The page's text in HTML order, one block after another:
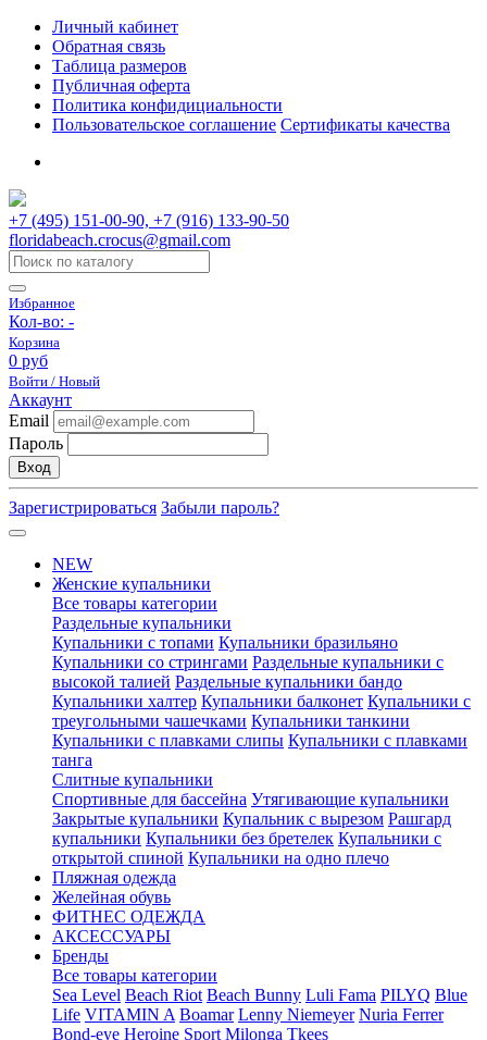
Личный кабинет
Обратная связь
Таблица размеров
Публичная оферта
Политика конфидициальности
Пользовательское соглашение Сертификаты качества
+7 (495) 151-00-90, +7 (916) 133-90-50
floridabeach.crocus@gmail.com
Избранное
Кол-во: -
Корзина
0 руб
Войти / Новый
Аккаунт
Email
Пароль
Вход
Зарегистрироваться Забыли пароль?
NEW
Женские купальники
Все товары категории
Раздельные купальники
Купальники с топами Купальники бразильяно
Купальники со стрингами Раздельные купальники с
высокой талией Раздельные купальники бандо
Купальники халтер Купальники балконет Купальники с
треугольными чашечками Купальники танкини
Купальники с плавками слипы Купальники с плавками
танга
Слитные купальники
Спортивные для бассейна Утягивающие купальники
Закрытые купальники Купальник с вырезом Рашгард
купальники Купальники без бретелек Купальники с
открытой спиной Купальники на одно плечо
Пляжная одежда
Желейная обувь
ФИТНЕС ОДЕЖДА
АКСЕССУАРЫ
Бренды
Все товары категории
Sea Level Beach Riot Beach Bunny Luli Fama PILYQ Blue
Life VITAMIN A Boamar Lenny Niemeyer Nuria Ferrer
Bond-eye Heroine Sport Milonga Tkees